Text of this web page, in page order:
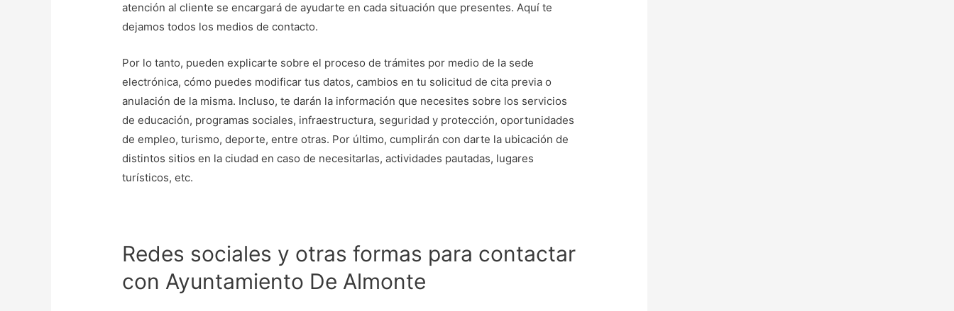
atención al cliente se encargará de ayudarte en cada situación que presentes. Aquí te
dejamos todos los medios de contacto.
Por lo tanto, pueden explicarte sobre el proceso de trámites por medio de la sede
electrónica, cómo puedes modificar tus datos, cambios en tu solicitud de cita previa o
anulación de la misma. Incluso, te darán la información que necesites sobre los servicios
de educación, programas sociales, infraestructura, seguridad y protección, oportunidades
de empleo, turismo, deporte, entre otras. Por último, cumplirán con darte la ubicación de
distintos sitios en la ciudad en caso de necesitarlas, actividades pautadas, lugares
turísticos, etc.
Redes sociales y otras formas para contactar
con Ayuntamiento De Almonte